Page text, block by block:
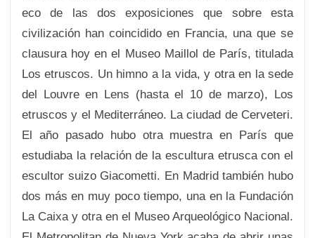
eco de las dos exposiciones que sobre esta
civilización han coincidido en Francia, una que se
clausura hoy en el Museo Maillol de París, titulada
Los etruscos. Un himno a la vida, y otra en la sede
del Louvre en Lens (hasta el 10 de marzo), Los
etruscos y el Mediterráneo. La ciudad de Cerveteri.
El año pasado hubo otra muestra en París que
estudiaba la relación de la escultura etrusca con el
escultor suizo Giacometti. En Madrid también hubo
dos más en muy poco tiempo, una en la Fundación
La Caixa y otra en el Museo Arqueológico Nacional.